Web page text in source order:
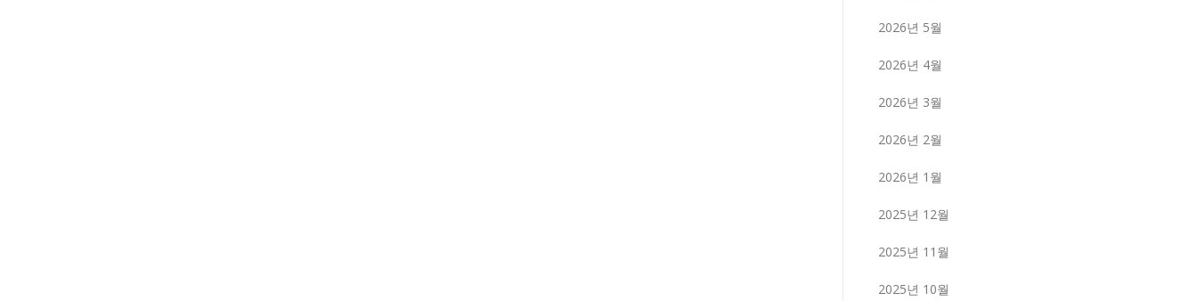
2026년 5월
2026년 4월
2026년 3월
2026년 2월
2026년 1월
2025년 12월
2025년 11월
2025년 10월